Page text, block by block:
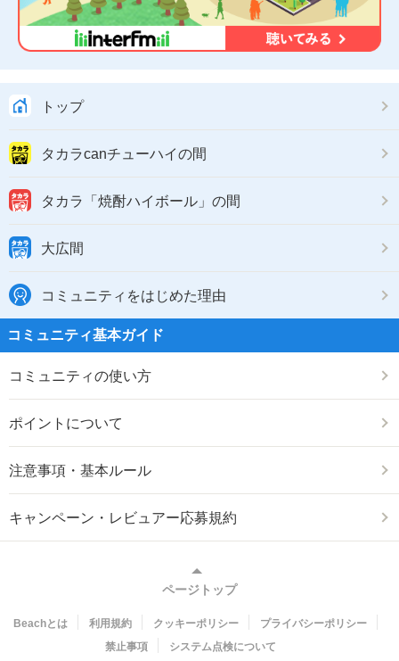
トップ
タカラcanチューハイの間
タカラ「焼酎ハイボール」の間
大広間
コミュニティをはじめた理由
コミュニティ基本ガイド
コミュニティの使い方
ポイントについて
注意事項・基本ルール
キャンペーン・レビュアー応募規約
ページトップ
Beachとは 利用規約 クッキーポリシー
プライバシーポリシー
禁止事項
システム点検について